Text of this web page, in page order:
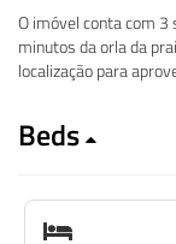
O imóvel conta com 3
minutos da orla da
localização para
Beds